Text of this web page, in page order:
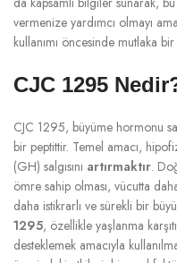
vermenize yardımcı olmayı
kullanımı öncesinde mutlaka
CJC 1295
CJC 1295, büyüme hormonu
bir peptittir. Temel amacı,
(GH) salgısını artırmaktır.
ömre sahip olması, vücutta
daha istikrarlı ve sürekli bir
1295, özellikle yaşlanma
desteklemek amacıyla